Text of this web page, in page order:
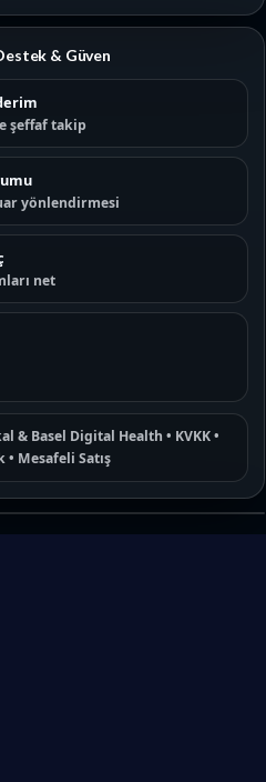
& Güven
şeffaf takip
yönlendirmesi
net
& Basel Digital Health • KVKK•
• Mesafeli Satış